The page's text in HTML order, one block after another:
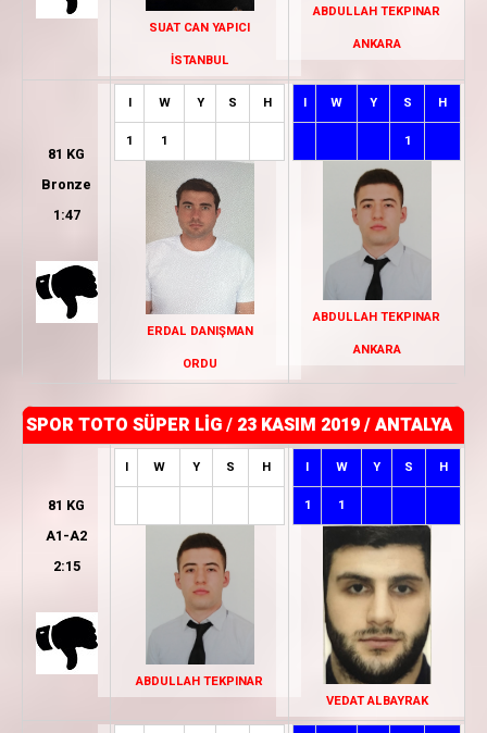
SUAT CAN YAPICI
İSTANBUL
ABDULLAH TEKPINAR
ANKARA
81 KG
Bronze
1:47
I W Y S H
1 1
ERDAL DANIŞMAN
ORDU
I W Y S H
1
ABDULLAH TEKPINAR
ANKARA
SPOR TOTO SÜPER LİG/ 23 KASIM 2019 / ANTALYA
81 KG
A1-A2
2:15
I W Y S H
ABDULLAH TEKPINAR
I W Y S H
1 1
VEDAT ALBAYRAK